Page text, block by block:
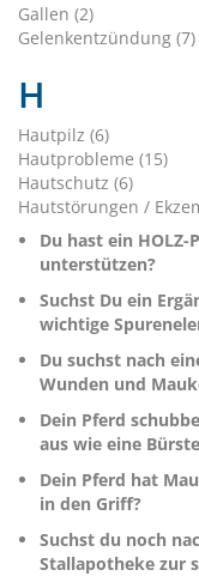
Gallen (2)
Gelenkentzündung (7)
H
Hautpilz (6)
Hautprobleme (15)
Hautschutz (6)
Hautstörungen /
Du hast ein
unterstützen?
Suchst Du ein
wichtige
Du suchst nach
Wunden und
Dein Pferd
aus wie eine
Dein Pferd hat
in den Griff?
Suchst du noch
Stallapotheke zur